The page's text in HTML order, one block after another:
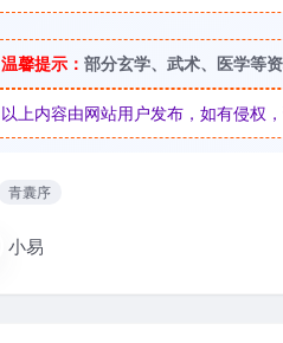
温馨提示： 部分玄学、武术、医学等
以上内容由网站用户发布，如有侵权
青囊序
小易